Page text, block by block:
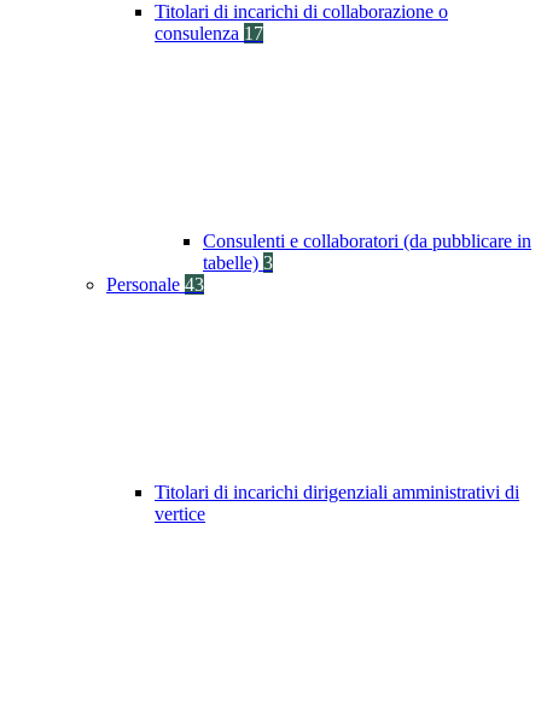
Titolari di incarichi di collaborazione o
consulenza 17
Consulenti e collaboratori (da pubblicare in
tabelle) 3
Personale 43
Titolari di incarichi dirigenziali amministrativi di
vertice